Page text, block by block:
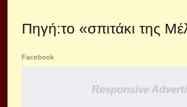
Πηγή:το «σπιτάκι της
Facebook
Responsive